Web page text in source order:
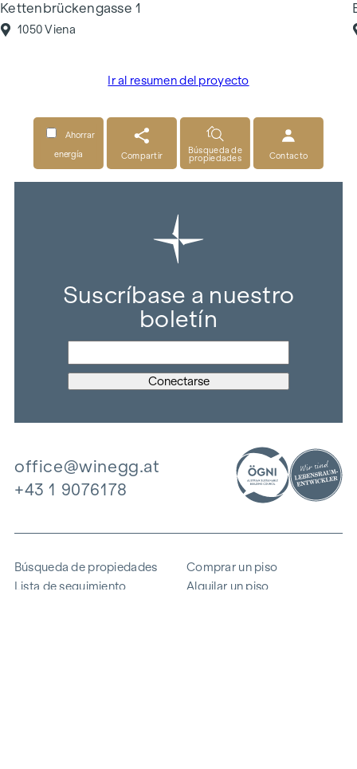
Kettenbrückengasse 1
1050 Viena
Ir al resumen del proyecto
Ahorrar
energía
Compartir
Búsqueda de
propiedades
Contacto
Suscríbase a nuestro
boletín
office@winegg.at
+43 1 9076178
Búsqueda de propiedades
Lista de seguimiento
Comprar un piso
Alquilar un piso